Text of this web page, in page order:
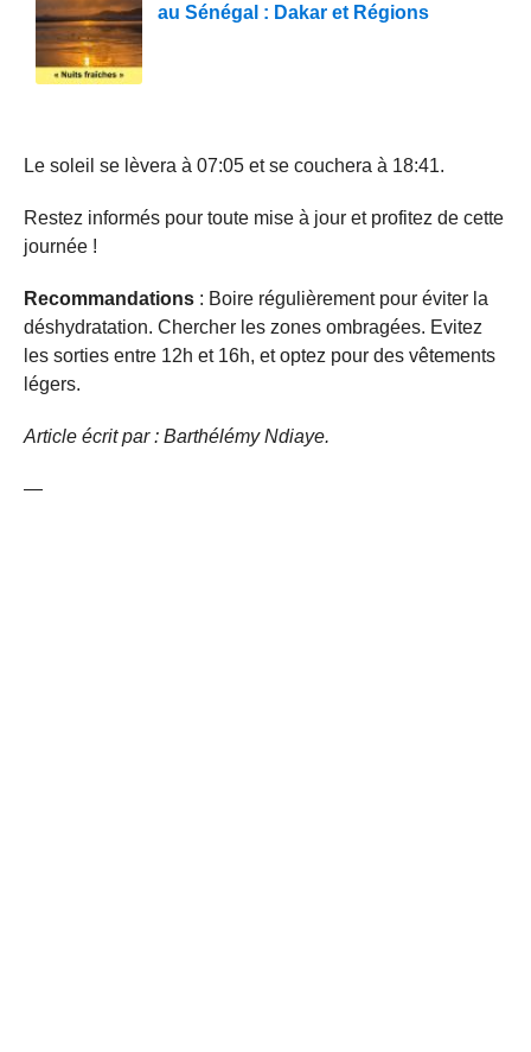
au Sénégal : Dakar et Régions
Le soleil se lèvera à 07:05 et se couchera à 18:41.
Restez informés pour toute mise à jour et profitez de cette
journée !
Recommandations : Boire régulièrement pour éviter la
déshydratation. Chercher les zones ombragées. Evitez
les sorties entre 12h et 16h, et optez pour des vêtements
légers.
Article écrit par : Barthélémy Ndiaye.
—